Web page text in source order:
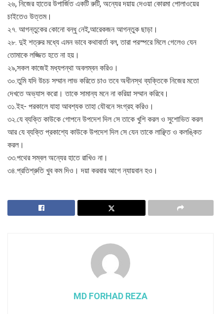
২৬, নিজের হাতের উপার্জিত একটি রুটি, অন্যের দয়ায় দেওয়া কোরমা পোলাওয়ের
চাইতেও উত্তম।
২৭. আগন্তুকের কোনো বন্ধু নেই,আরেকজন আগন্তুক ছাড়া।
২৮. দুই শত্রুর মধ্যে এমন ভাবে কথাবার্তা বল, তারা পরস্পরে মিলে গেলেও যেন
তোমাকে লজ্জিত হতে না হয়।
২৯,সকল কাজেই মধ্যপন্থা অবলম্বন করিও।
৩০.তুমি যদি উচচ সম্মান লাভ করিতে চাও তবে অধীনস্থ ব্যক্তিকে নিজের মতো
দেখতে অভ্যাস করো। তাকে সামান্য মনে না করিয়া সম্মান করিবে।
৩১.ইহ- পরকালে যাহা আবশ্যক তাহা যৌবনে সংগ্রহ করিও।
৩২.যে ব্যক্তি কাউকে গোপনে উপদেশ দিল সে তাকে খুশি করল ও সুশোভিত করল
আর যে ব্যক্তি প্রকাশ্যে কাউকে উপদেশ দিল সে যেন তাকে লাঞ্ছিত ও কলঙ্কিত
করল।
৩৩.পথের সম্বল অন্যের হাতে রাখিও না।
৩৪.প্রতিশ্রুতি খুব কম দিও। দয়া করবার আগে ন্যায়বান হও।
MD FORHAD REZA